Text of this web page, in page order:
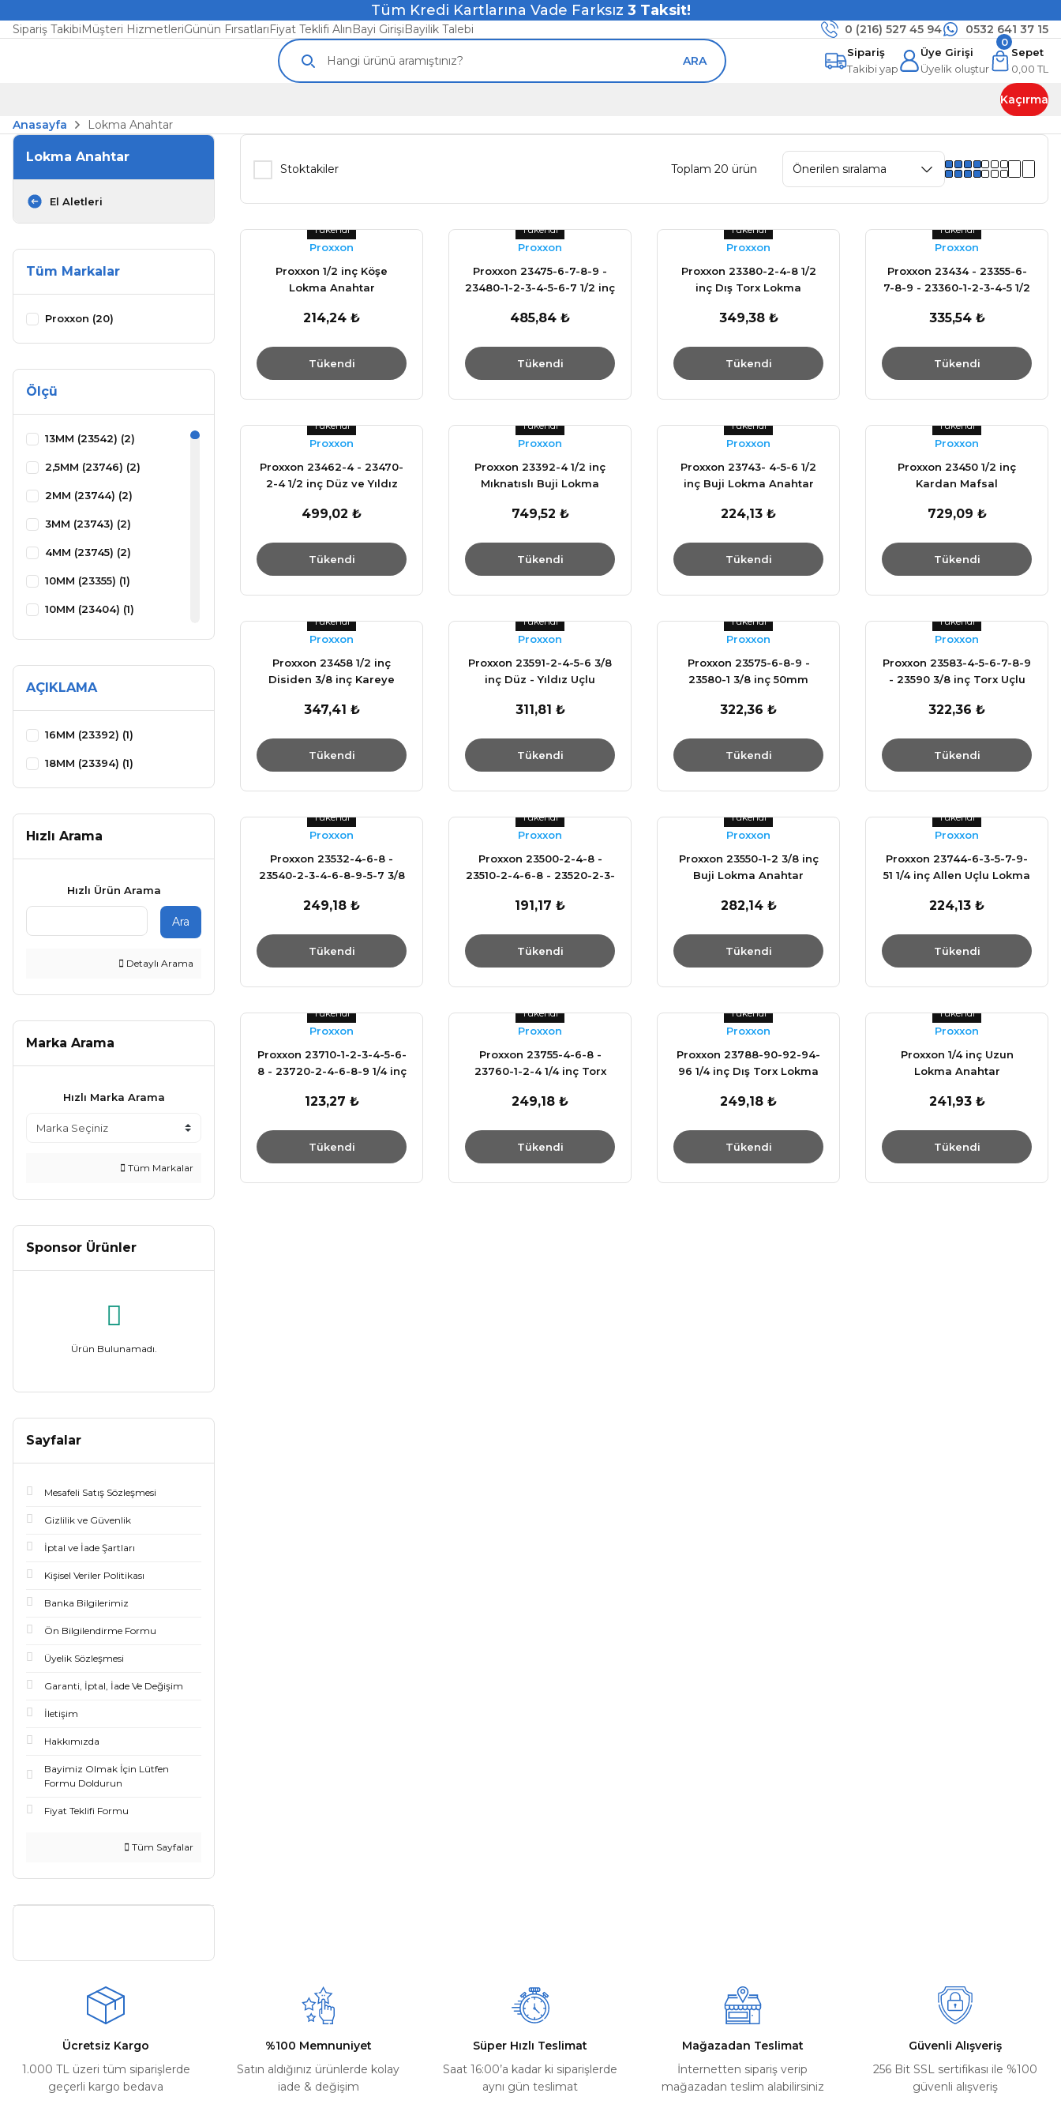
Tüm Kredi Kartlarına Vade Farksız 3 Taksit!
Sipariş TakibiMüşteri HizmetleriGünün FırsatlarıFiyat Teklifi AlınBayi GirişiBayilik Talebi 0 (216) 527 45 94 0532 641 37 15
ARA
Sipariş
Takibi yap
Üye Girişi
Üyelik oluştur
Sepet
0,00 TL
0
Kaçırma
Anasayfa
Lokma Anahtar
Lokma Anahtar
El Aletleri
Tüm Markalar
Proxxon (20)
Ölçü
13MM (23542) (2)
2,5MM (23746) (2)
2MM (23744) (2)
3MM (23743) (2)
4MM (23745) (2)
10MM (23355) (1)
10MM (23404) (1)
10MM (23464) (1)
10MM (23508) (1)
10MM (23536) (1)
10x55MM (23480) (1)
11MM (23406) (1)
11MM (23777) (1)
12MM (23357) (1)
12MM (23408) (1)
14MM (23359) (1)
14MM (23543) (1)
14MM (23729) (1)
14MM (23773) (1)
14x55MM (23482) (1)
15MM (23360) (1)
15MM (23414) (1)
15MM (23518) (1)
15MM (23544) (1)
16MM (23361) (1)
16MM (23415) (1)
16MM (23520) (1)
16MM (23550) (1)
17MM (23522) (1)
19MM (23524) (1)
21MM (23420) (1)
AÇIKLAMA
16MM (23392) (1)
18MM (23394) (1)
Hızlı Arama
Hızlı Ürün Arama
Ara
Detaylı Arama
Marka Arama
Hızlı Marka Arama
Tüm Markalar
Sponsor Ürünler
Ürün Bulunamadı.
Sayfalar
Mesafeli Satış Sözleşmesi
Gizlilik ve Güvenlik
İptal ve İade Şartları
Kişisel Veriler Politikası
Banka Bilgilerimiz
Ön Bilgilendirme Formu
Üyelik Sözleşmesi
Garanti, İptal, İade Ve Değişim
İletişim
Hakkımızda
Bayimiz Olmak İçin Lütfen
Formu Doldurun
Fiyat Teklifi Formu
Tüm Sayfalar
Stoktakiler Toplam 20 ürün
Tükendi
Proxxon
Proxxon 1/2 inç Köşe
Lokma Anahtar
214,24 ₺
Tükendi
Tükendi
Proxxon
Proxxon 23475-6-7-8-9 -
23480-1-2-3-4-5-6-7 1/2 inç
485,84 ₺
Tükendi
Tükendi
Proxxon
Proxxon 23380-2-4-8 1/2
inç Dış Torx Lokma
349,38 ₺
Tükendi
Tükendi
Proxxon
Proxxon 23434 - 23355-6-
7-8-9 - 23360-1-2-3-4-5 1/2
Anahtar
335,54 ₺
Tükendi
Tükendi
Proxxon
Proxxon 23462-4 - 23470-
2-4 1/2 inç Düz ve Yıldız
499,02 ₺
Tükendi
Tükendi
Proxxon
Proxxon 23392-4 1/2 inç
Mıknatıslı Buji Lokma
749,52 ₺
Tükendi
Tükendi
Proxxon
Proxxon 23743- 4-5-6 1/2
inç Buji Lokma Anahtar
224,13 ₺
Tükendi
Tükendi
Proxxon
Proxxon 23450 1/2 inç
Kardan Mafsal
729,09 ₺
Tükendi
Tükendi
Proxxon
Proxxon 23458 1/2 inç
Disiden 3/8 inç Kareye
347,41 ₺
Tükendi
Tükendi
Proxxon
Proxxon 23591-2-4-5-6 3/8
inç Düz - Yıldız Uçlu
311,81 ₺
Tükendi
Tükendi
Proxxon
Proxxon 23575-6-8-9 -
23580-1 3/8 inç 50mm
322,36 ₺
Tükendi
Tükendi
Proxxon
Proxxon 23583-4-5-6-7-8-9
- 23590 3/8 inç Torx Uçlu
322,36 ₺
Tükendi
Tükendi
Proxxon
Proxxon 23532-4-6-8 -
23540-2-3-4-6-8-9-5-7 3/8
Anahtar
249,18 ₺
Tükendi
Tükendi
Proxxon
Proxxon 23500-2-4-8 -
23510-2-4-6-8 - 23520-2-3-
Anahtar
191,17 ₺
Tükendi
Tükendi
Proxxon
Proxxon 23550-1-2 3/8 inç
Buji Lokma Anahtar
282,14 ₺
Tükendi
Tükendi
Proxxon
Proxxon 23744-6-3-5-7-9-
51 1/4 inç Allen Uçlu Lokma
224,13 ₺
Tükendi
Tükendi
Proxxon
Proxxon 23710-1-2-3-4-5-6-
8 - 23720-2-4-6-8-9 1/4 inç
123,27 ₺
Tükendi
Tükendi
Proxxon
Proxxon 23755-4-6-8 -
23760-1-2-4 1/4 inç Torx
249,18 ₺
Tükendi
Tükendi
Proxxon
Proxxon 23788-90-92-94-
96 1/4 inç Dış Torx Lokma
249,18 ₺
Tükendi
Tükendi
Proxxon
Proxxon 1/4 inç Uzun
Lokma Anahtar
241,93 ₺
Tükendi
Ücretsiz Kargo
1.000 TL üzeri tüm siparişlerde
geçerli kargo bedava
%100 Memnuniyet
Satın aldığınız ürünlerde kolay
iade & değişim
Süper Hızlı Teslimat
Saat 16:00’a kadar ki siparişlerde
aynı gün teslimat
Mağazadan Teslimat
İnternetten sipariş verip
mağazadan teslim alabilirsiniz
Güvenli Alışveriş
256 Bit SSL sertifikası ile %100
güvenli alışveriş